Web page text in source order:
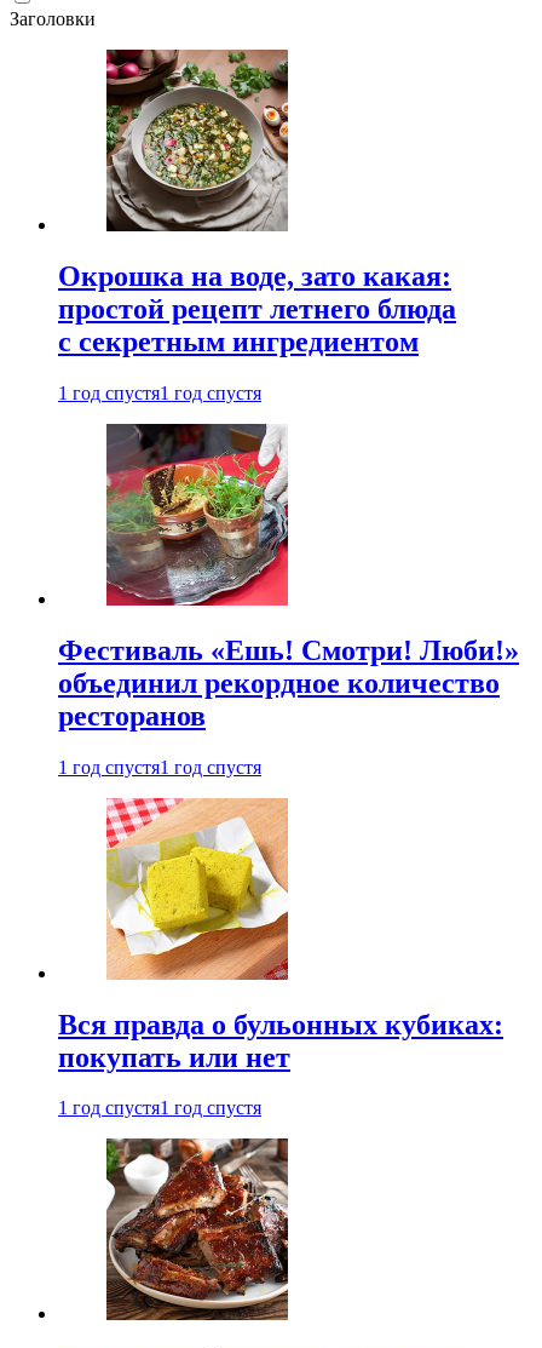
Заголовки
Окрошка на воде, зато какая:
простой рецепт летнего блюда
с секретным ингредиентом
1 год спустя1 год спустя
Фестиваль «Ешь! Смотри! Люби!»
объединил рекордное количество
ресторанов
1 год спустя1 год спустя
Вся правда о бульонных кубиках:
покупать или нет
1 год спустя1 год спустя